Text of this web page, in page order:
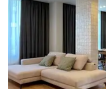
звертайтеся в особисті